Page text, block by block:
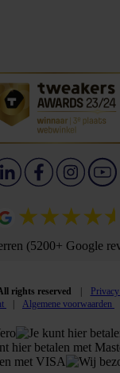
(5200+ Google
rights reserved Privacy
Algemene voorwaarden